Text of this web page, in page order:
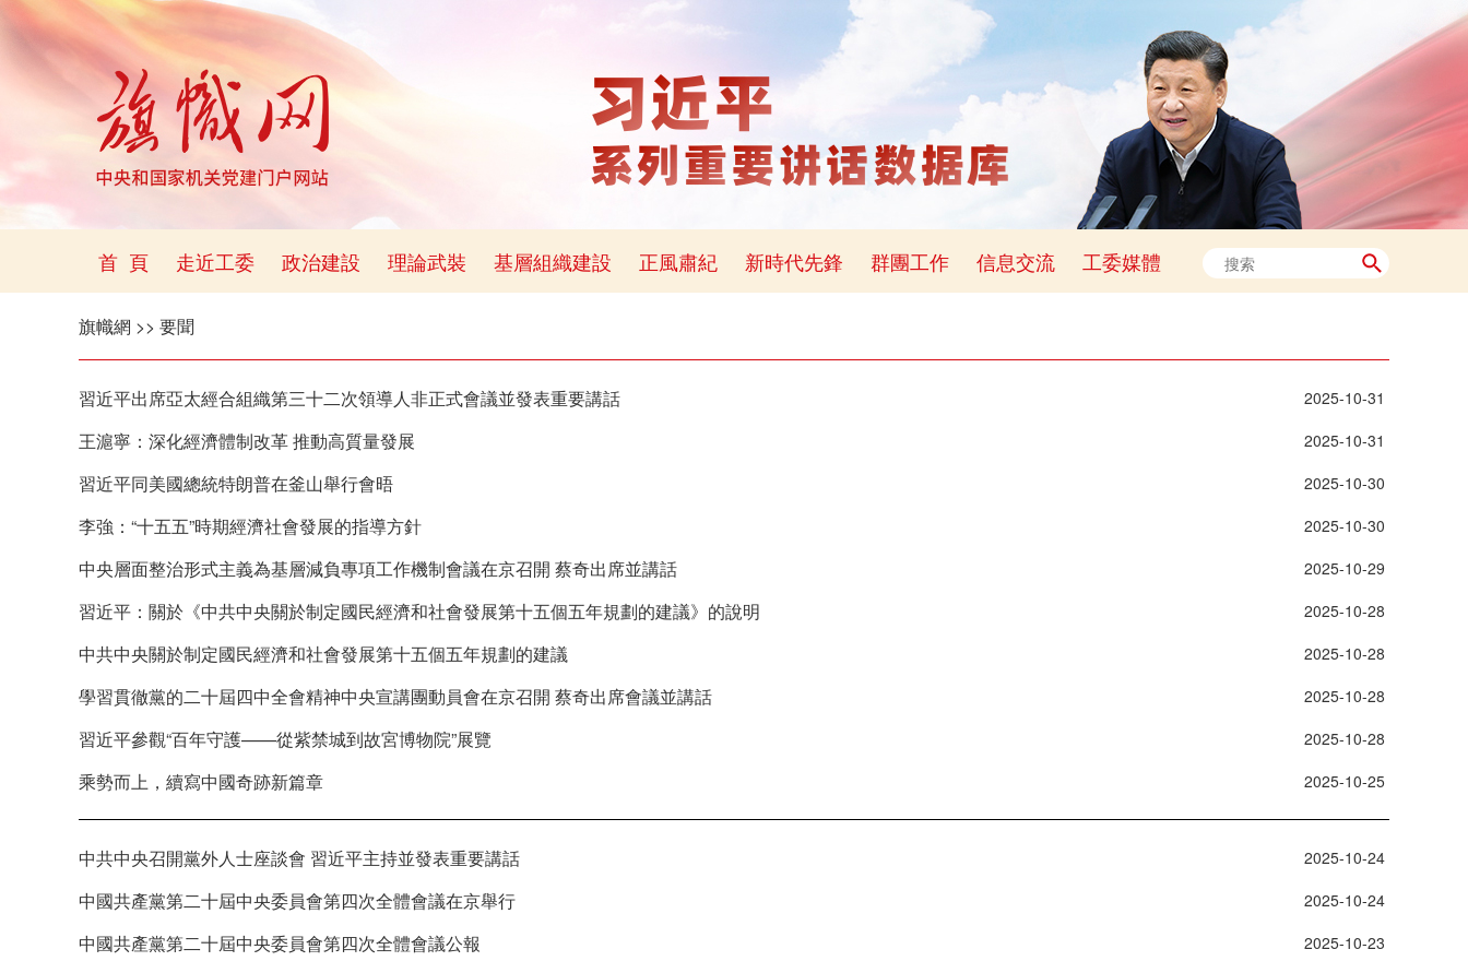
首 頁 走近工委 政治建設 理論武裝 基層組織建設 正風肅紀 新時代先鋒 群團工作 信息交流 工委媒體
旗幟網 >> 要聞
習近平出席亞太經合組織第三十二次領導人非正式會議並發表重要講話 2025-10-31
王滬寧：深化經濟體制改革 推動高質量發展 2025-10-31
習近平同美國總統特朗普在釜山舉行會晤 2025-10-30
李強：“十五五”時期經濟社會發展的指導方針 2025-10-30
中央層面整治形式主義為基層減負專項工作機制會議在京召開 蔡奇出席並講話 2025-10-29
習近平：關於《中共中央關於制定國民經濟和社會發展第十五個五年規劃的建議》的說明 2025-10-28
中共中央關於制定國民經濟和社會發展第十五個五年規劃的建議 2025-10-28
學習貫徹黨的二十屆四中全會精神中央宣講團動員會在京召開 蔡奇出席會議並講話 2025-10-28
習近平參觀“百年守護——從紫禁城到故宮博物院”展覽 2025-10-28
乘勢而上，續寫中國奇跡新篇章 2025-10-25
中共中央召開黨外人士座談會 習近平主持並發表重要講話 2025-10-24
中國共產黨第二十屆中央委員會第四次全體會議在京舉行 2025-10-24
中國共產黨第二十屆中央委員會第四次全體會議公報 2025-10-23